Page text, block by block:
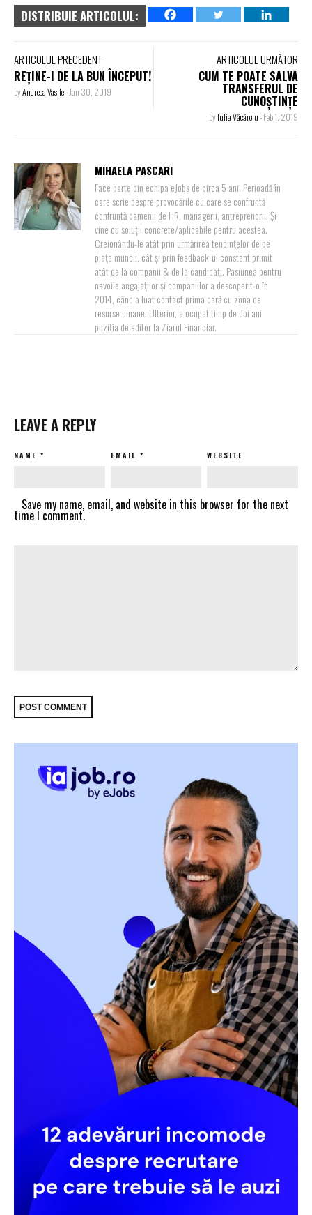
DISTRIBUIE ARTICOLUL:
ARTICOLUL PRECEDENT
REȚINE-I DE LA BUN ÎNCEPUT!
byAndreea Vasile-Jan 30, 2019
ARTICOLUL URMĂTOR
CUM TE POATE SALVA
TRANSFERUL DE
CUNOȘTINȚE
byIulia Văcăroiu-Feb 1, 2019
MIHAELA PASCARI
Face parte din echipa eJobs de circa 5 ani. Perioadă în
care scrie despre provocările cu care se confruntă
confruntă oamenii de HR, managerii, antreprenorii. Și
vine cu soluții concrete/aplicabile pentru acestea.
Creionându-le atât prin urmărirea tendințelor de pe
piața muncii, cât și prin feedback-ul constant primit
atât de la companii & de la candidați. Pasiunea pentru
nevoile angajaților și companiilor a descoperit-o în
2014, când a luat contact prima oară cu zona de
resurse umane. Ulterior, a ocupat timp de doi ani
poziția de editor la Ziarul Financiar.
LEAVE A REPLY
NAME * EMAIL * WEBSITE
Save my name, email, and website in this browser for the next
time I comment.